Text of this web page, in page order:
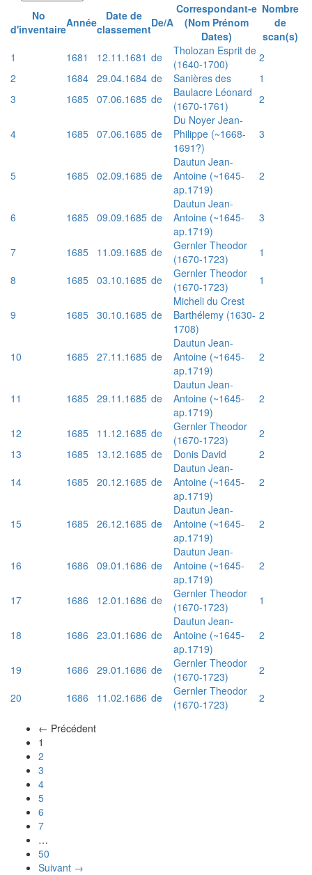
No
d'inventaireAnnée
Date de
classementDe/A
Correspondant-e
(Nom Prénom
Dates)
Nombre
de
scan(s)
1
1681 12.11.1681 de
Tholozan Esprit de
(1640-1700)
2
2
1684 29.04.1684 de Sanières des
1
3
1685 07.06.1685 de
Baulacre Léonard
(1670-1761)
2
4 1685 07.06.1685 de
Du Noyer Jean-
Philippe (~1668-
1691?)
3
5 1685 02.09.1685 de
Dautun Jean-
Antoine (~1645-
ap.1719)
2
6 1685 09.09.1685 de
Dautun Jean-
Antoine (~1645-
ap.1719)
3
7 1685 11.09.1685 de
Gernler Theodor
(1670-1723)
1
8
1685 03.10.1685 de
Gernler Theodor
(1670-1723)
1
9 1685 30.10.1685 de
Micheli du Crest
Barthélemy (1630-
1708)
2
10 1685 27.11.1685 de
Dautun Jean-
Antoine (~1645-
ap.1719)
2
11 1685 29.11.1685 de
Dautun Jean-
Antoine (~1645-
ap.1719)
2
12 1685 11.12.1685 de
Gernler Theodor
(1670-1723)
2
13
1685 13.12.1685 de Donis David
2
14
1685 20.12.1685 de
Dautun Jean-
Antoine (~1645-
ap.1719)
2
15 1685 26.12.1685 de
Dautun Jean-
Antoine (~1645-
ap.1719)
2
16 1686 09.01.1686 de
Dautun Jean-
Antoine (~1645-
ap.1719)
2
17 1686 12.01.1686 de
Gernler Theodor
(1670-1723)
1
18 1686 23.01.1686 de
Dautun Jean-
Antoine (~1645-
ap.1719)
2
19 1686 29.01.1686 de
Gernler Theodor
(1670-1723)
2
20
1686 11.02.1686 de
Gernler Theodor
(1670-1723)
2
← Précédent
1
2
3
4
5
6
7
…
50
Suivant →